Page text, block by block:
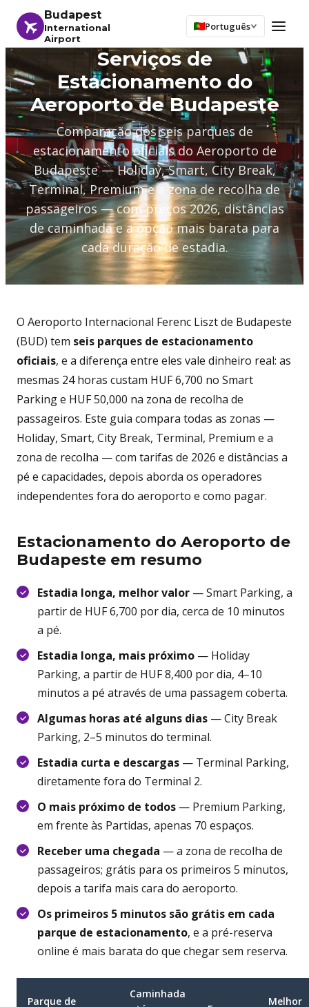
Budapest
International
Airport
Português
Serviços de
Estacionamento do
Aeroporto de Budapeste
Comparação dos seis parques de
estacionamento oficiais do Aeroporto de
Budapeste — Holiday, Smart, City Break,
Terminal, Premium e a zona de recolha de
passageiros — com preços 2026, distâncias
de caminhada e a opção mais barata para
cada duração de estadia.
O Aeroporto Internacional Ferenc Liszt de Budapeste
(BUD) tem seis parques de estacionamento
oficiais, e a diferença entre eles vale dinheiro real: as
mesmas 24 horas custam HUF 6,700 no Smart
Parking e HUF 50,000 na zona de recolha de
passageiros. Este guia compara todas as zonas —
Holiday, Smart, City Break, Terminal, Premium e a
zona de recolha — com tarifas de 2026 e distâncias a
pé e capacidades, depois aborda os operadores
independentes fora do aeroporto e como pagar.
Estacionamento do Aeroporto de
Budapeste em resumo
Estadia longa, melhor valor — Smart Parking, a
partir de HUF 6,700 por dia, cerca de 10 minutos
a pé.
Estadia longa, mais próximo — Holiday
Parking, a partir de HUF 8,400 por dia, 4–10
minutos a pé através de uma passagem coberta.
Algumas horas até alguns dias — City Break
Parking, 2–5 minutos do terminal.
Estadia curta e descargas — Terminal Parking,
diretamente fora do Terminal 2.
O mais próximo de todos — Premium Parking,
em frente às Partidas, apenas 70 espaços.
Receber uma chegada — a zona de recolha de
passageiros; grátis para os primeiros 5 minutos,
depois a tarifa mais cara do aeroporto.
Os primeiros 5 minutos são grátis em cada
parque de estacionamento, e a pré-reserva
online é mais barata do que chegar sem reserva.
Parque de
Caminhada
Melhor